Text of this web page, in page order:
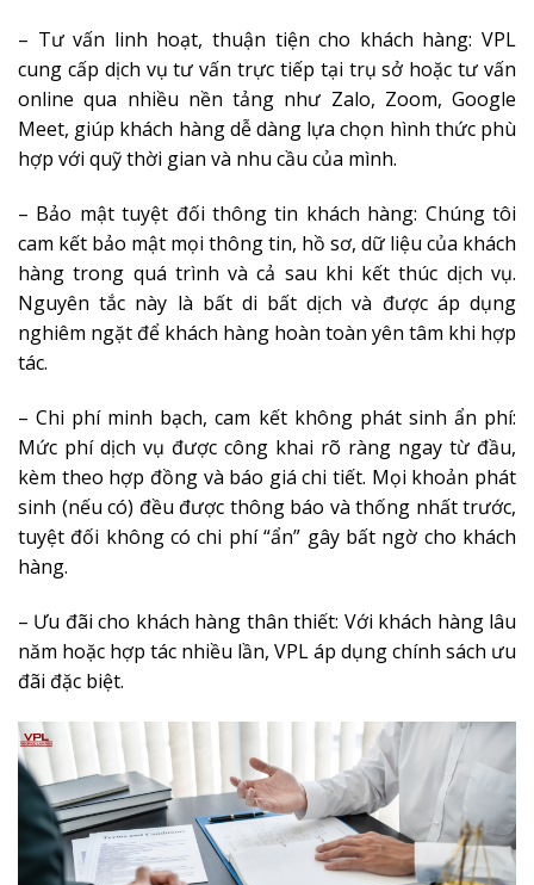
– Tư vấn linh hoạt, thuận tiện cho khách hàng: VPL
cung cấp dịch vụ tư vấn trực tiếp tại trụ sở hoặc tư vấn
online qua nhiều nền tảng như Zalo, Zoom, Google
Meet, giúp khách hàng dễ dàng lựa chọn hình thức phù
hợp với quỹ thời gian và nhu cầu của mình.
– Bảo mật tuyệt đối thông tin khách hàng: Chúng tôi
cam kết bảo mật mọi thông tin, hồ sơ, dữ liệu của khách
hàng trong quá trình và cả sau khi kết thúc dịch vụ.
Nguyên tắc này là bất di bất dịch và được áp dụng
nghiêm ngặt để khách hàng hoàn toàn yên tâm khi hợp
tác.
– Chi phí minh bạch, cam kết không phát sinh ẩn phí:
Mức phí dịch vụ được công khai rõ ràng ngay từ đầu,
kèm theo hợp đồng và báo giá chi tiết. Mọi khoản phát
sinh (nếu có) đều được thông báo và thống nhất trước,
tuyệt đối không có chi phí “ẩn” gây bất ngờ cho khách
hàng.
– Ưu đãi cho khách hàng thân thiết: Với khách hàng lâu
năm hoặc hợp tác nhiều lần, VPL áp dụng chính sách ưu
đãi đặc biệt.